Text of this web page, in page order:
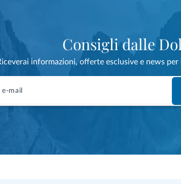
Consigli dalle
informazioni, offerte esclusive e news